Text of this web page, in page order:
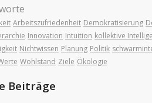
Arbeitszufriedenheit Demokratisierung
Innovation Intuition kollektive
Nichtwissen Planung Politik
Wohlstand Ziele Ökologie
Beiträge